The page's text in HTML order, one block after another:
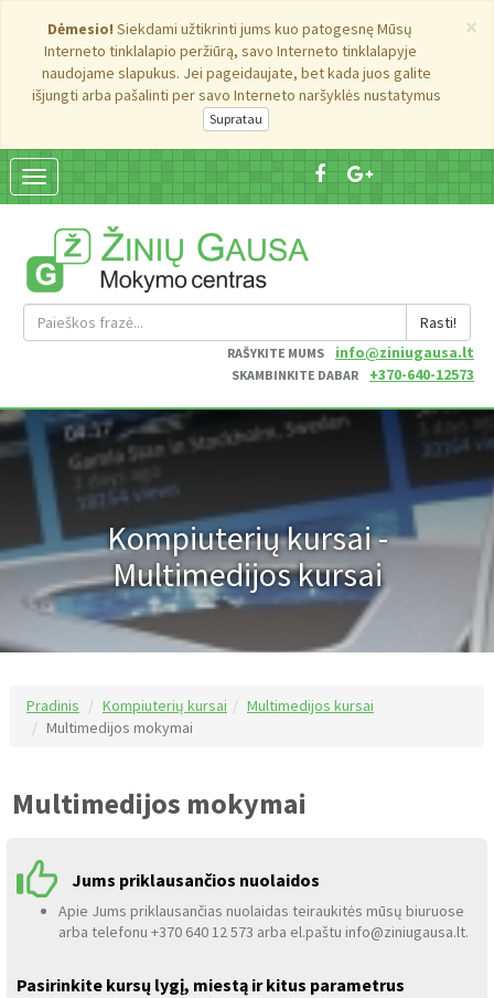
×
Dėmesio! Siekdami užtikrinti jums kuo patogesnę Mūsų
Interneto tinklalapio peržiūrą, savo Interneto tinklalapyje
naudojame slapukus. Jei pageidaujate, bet kada juos galite
išjungti arba pašalinti per savo Interneto naršyklės nustatymus
Suskleisti
navigaciją
Rasti!
RAŠYKITE MUMS info@ziniugausa.lt
SKAMBINKITE DABAR +370-640-12573
Kompiuterių kursai -
Multimedijos kursai
Pradinis Kompiuterių kursai
Multimedijos kursai
Multimedijos mokymai
Multimedijos mokymai
Jums priklausančios nuolaidos
Apie Jums priklausančias nuolaidas teiraukitės mūsų biuruose
arba telefonu +370 640 12 573 arba el.paštu info@ziniugausa.lt.
Pasirinkite kursų lygį, miestą ir kitus parametrus